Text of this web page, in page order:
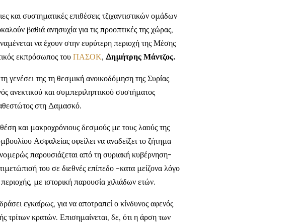
και συστηματικές επιθέσεις τζιχαντιστικών ομάδων
βαθιά ανησυχία για τις προοπτικές της χώρας,
να έχουν στην ευρύτερη περιοχή της Μέσης
εκπρόσωπος του ΠΑΣΟΚ, Δημήτρης Μάντζος.
γενέσει της τη θεσμική ανοικοδόμηση της Συρίας
ανεκτικού και συμπεριληπτικού συστήματος
στη Δαμασκό.
και μακροχρόνιους δεσμούς με τους λαούς της
Ασφαλείας οφείλει να αναδείξει το ζήτημα
παρουσιάζεται από τη συριακή κυβέρνηση-
του σε διεθνές επίπεδο -κατα μείζονα λόγο
με ιστορική παρουσία χιλιάδων ετών.
εγκαίρως, για να αποτραπεί ο κίνδυνος αφενός
κρατών. Επισημαίνεται, δε, ότι η άρση των